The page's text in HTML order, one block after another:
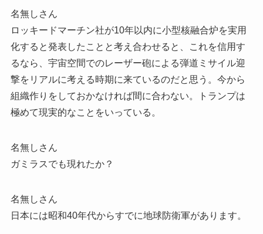
名無しさん
ロッキードマーチン社が10年以内に小型核融合炉を実用
化すると発表したことと考え合わせると、これを信用す
るなら、宇宙空間でのレーザー砲による弾道ミサイル迎
撃をリアルに考える時期に来ているのだと思う。今から
組織作りをしておかなければ間に合わない。トランプは
極めて現実的なことをいっている。
名無しさん
ガミラスでも現れたか？
名無しさん
日本には昭和40年代からすでに地球防衛軍があります。